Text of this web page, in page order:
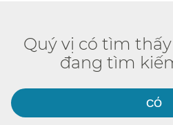
Quý vị có tìm
đang tìm
CÓ​​